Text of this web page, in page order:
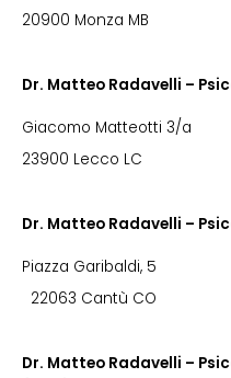
20900 Monza MB
Dr. Matteo Radavelli –
Giacomo Matteotti 3/a
23900 Lecco LC
Dr. Matteo Radavelli –
Piazza Garibaldi, 5
22063 Cantù CO
Dr. Matteo Radavelli –